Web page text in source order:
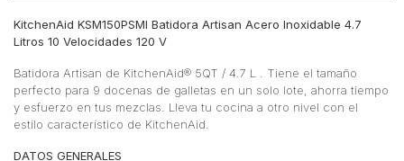
KitchenAid KSM150PSMI Batidora Artisan Acero Inoxidable 4.7
Litros 10 Velocidades 120 V
Batidora Artisan de KitchenAid® 5QT / 4.7 L . Tiene el tamaño
perfecto para 9 docenas de galletas en un solo lote, ahorra tiempo
y esfuerzo en tus mezclas. Lleva tu cocina a otro nivel con el
estilo característico de KitchenAid.
DATOS GENERALES